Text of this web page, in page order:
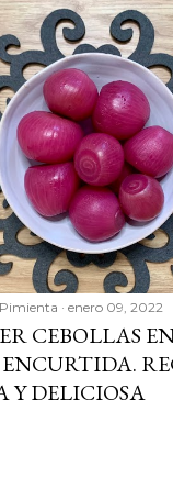
enero 09, 2022
CEBOLLAS
Y DELICIOSA